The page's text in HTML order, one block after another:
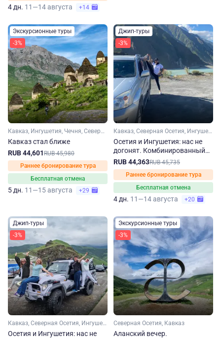
4 дн. 11—14 августа +14
Экскурсионные туры
-3%
Кавказ, Ингушетия, Чечня, Северная Осетия
Кавказ стал ближе
RUB 44,601RUB 45,980
Раннее бронирование тура
Бесплатная отмена
5 дн. 11—15 августа +29
Джип-туры
-3%
Кавказ, Северная Осетия, Ингушетия
Осетия и Ингушетия: нас не
догонят. Комбинированный
джип-тур на 4 дня
RUB 44,363RUB 45,735
Раннее бронирование тура
Бесплатная отмена
4 дн. 11—14 августа +20
Джип-туры
-3%
Кавказ, Северная Осетия, Ингушетия
Осетия и Ингушетия: нас не
Экскурсионные туры
-3%
Северная Осетия, Кавказ
Аланский вечер.